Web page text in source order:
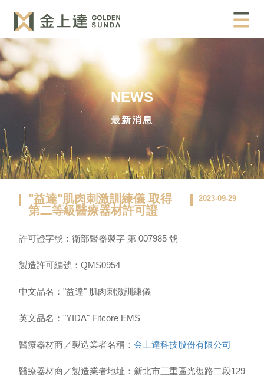
NEWS
最新消息
"益達"肌肉刺激訓練儀 取得
第二等級醫療器材許可證
2023-09-29
許可證字號：衛部醫器製字 第 007985 號
製造許可編號：QMS0954
中文品名："益達" 肌肉刺激訓練儀
英文品名："YIDA" Fitcore EMS
醫療器材商／製造業者名稱： 金上達科技股份有限公司
醫療器材商／製造業者地址：新北市三重區光復路二段129